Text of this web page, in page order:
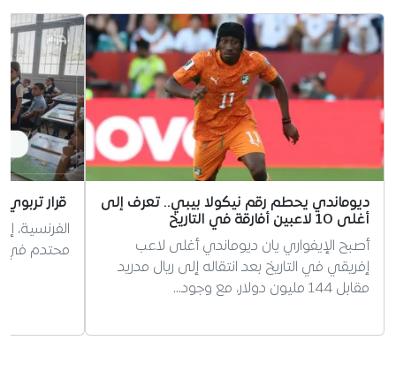
ديوماندي يحطم رقم نيكولا بيبي.. تعرف إلى
أغلى 10 لاعبين أفارقة في التاريخ
أصبح الإيفواري يان ديوماندي أغلى لاعب
إفريقي في التاريخ بعد انتقاله إلى ريال مدريد
مقابل 144 مليون دولار، مع وجود…
قرار
الفرنسية،
محتدم في